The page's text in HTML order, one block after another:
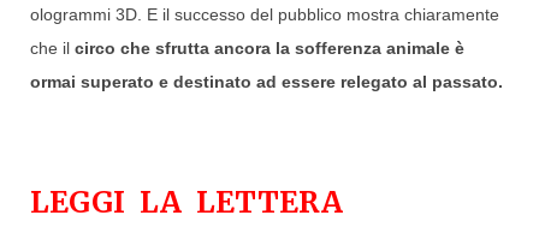
ologrammi 3D. E il successo del pubblico mostra chiaramente
che il circo che sfrutta ancora la sofferenza animale è
ormai superato e destinato ad essere relegato al passato.
LEGGI LA LETTERA